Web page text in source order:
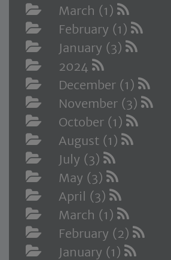
March (1)
February (1)
January (3)
2024
December (1)
November (3)
October (1)
August (1)
July (3)
May (3)
April (3)
March (1)
February (2)
January (1)